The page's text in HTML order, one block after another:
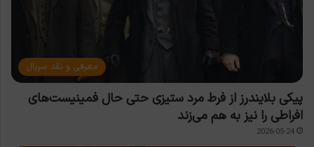
معرفی و نقد سریال
پیکی بلایندرز از فرط مرد ستیزی حتی حال فمینیست‌های
افراطی را نیز به هم می‌زند
2026-05-24